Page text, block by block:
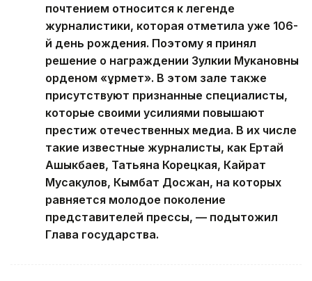
почтением относится к легенде
журналистики, которая отметила уже 106-
й день рождения. Поэтому я принял
решение о награждении Зулкии Мукановны
орденом «Құрмет». В этом зале также
присутствуют признанные специалисты,
которые своими усилиями повышают
престиж отечественных медиа. В их числе
такие известные журналисты, как Ертай
Ашыкбаев, Татьяна Корецкая, Кайрат
Мусакулов, Кымбат Досжан, на которых
равняется молодое поколение
представителей прессы, — подытожил
Глава государства.